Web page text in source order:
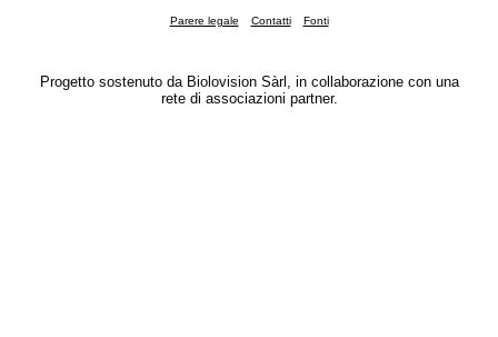
Parere legale Contatti Fonti
Progetto sostenuto da Biolovision Sàrl, in collaborazione con una
rete di associazioni partner.